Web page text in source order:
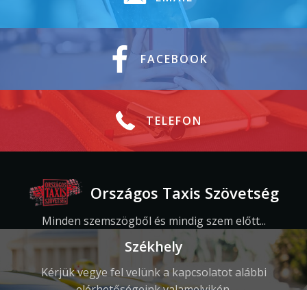
FACEBOOK
TELEFON
Országos Taxis Szövetség
Minden szemszögből és mindig szem előtt...
Székhely
Kérjük vegye fel velünk a kapcsolatot alábbi